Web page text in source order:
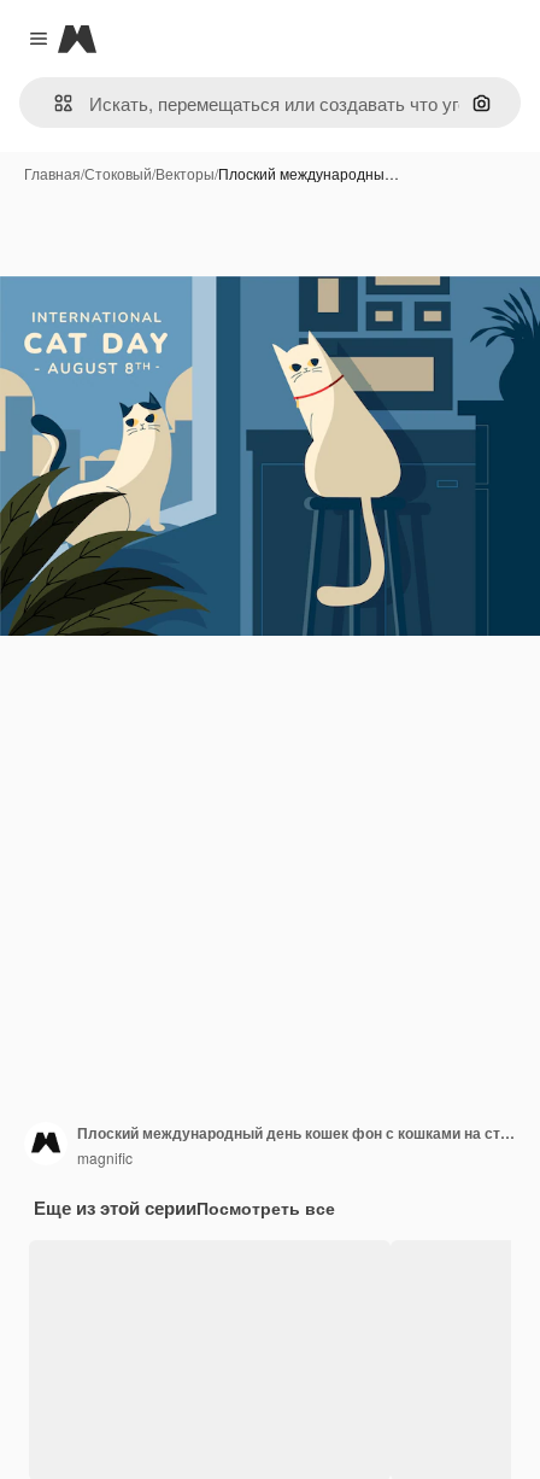
Close menu
Magnific
Поиск
Главная/Стоковый/Векторы/Плоский международны…
Плоский международный день кошек фон с кошками на столе
magnific
Еще из этой серииПосмотреть все